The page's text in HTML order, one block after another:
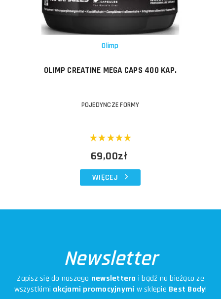
Olimp
OLIMP CREATINE MEGA CAPS 400 KAP.
POJEDYNCZE FORMY
69,00zł
WIĘCEJ
Newsletter
Zapisz się do naszego newslettera i bądź na bieżąco ze
wszystkimi akcjami promocyjnymi w sklepie Best Body!